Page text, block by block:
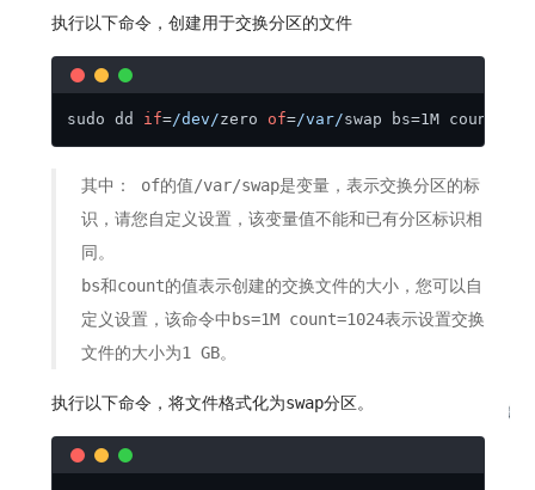
执行以下命令，创建用于交换分区的文件
sudo dd if=/dev/zero of=/var/swap bs=1M count=
其中： of的值/var/swap是变量，表示交换分区的标
识，请您自定义设置，该变量值不能和已有分区标识相
同。
bs和count的值表示创建的交换文件的大小，您可以自
定义设置，该命令中bs=1M count=1024表示设置交换
文件的大小为1 GB。
执行以下命令，将文件格式化为swap分区。